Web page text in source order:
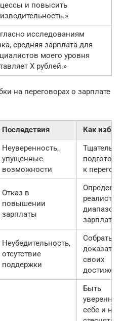
и повысить
исследованиям
средняя зарплата для
моего уровня
X рублей.»
на переговорах о зарплате
Последствия Как
Неуверенность,
упущенные
возможности
Тщательно
к
Отказ в
повышении
зарплаты
диапазон
зарплаты
Неубедительность,
отсутствие
поддержки
Собрать
своих
Быть
себе и не